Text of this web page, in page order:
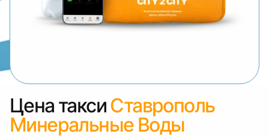
Цена таксиСтаврополь
Минеральные Воды